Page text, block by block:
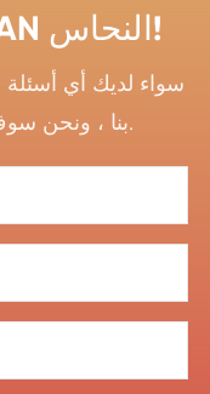
تبدا شراكة مع JINTIAN النحاس!
سواء لديك أي أسئلة
بنا ، ونحن سوف الرد في أقرب وقت ممكن.